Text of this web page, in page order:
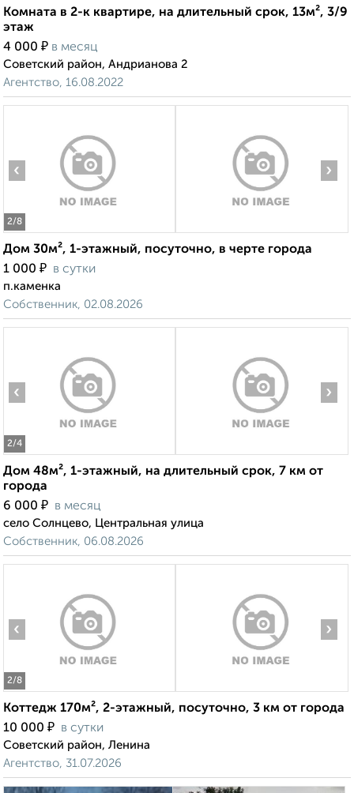
Комната в 2-к квартире, на длительный срок, 13м², 3/9
этаж
4 000 ₽ в месяц
Советский район, Андрианова 2
Агентство, 16.08.2022
2/8
‹ ›
Дом 30м², 1-этажный, посуточно, в черте города
1 000 ₽ в сутки
п.каменка
Собственник, 02.08.2026
2/4
‹ ›
Дом 48м², 1-этажный, на длительный срок, 7 км от
города
6 000 ₽ в месяц
село Солнцево, Центральная улица
Собственник, 06.08.2026
2/8
‹ ›
Коттедж 170м², 2-этажный, посуточно, 3 км от города
10 000 ₽ в сутки
Советский район, Ленина
Агентство, 31.07.2026